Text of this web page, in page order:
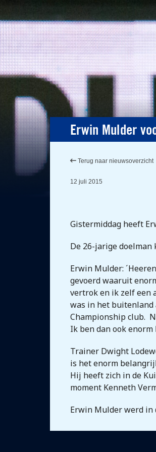
Erwin Mulder
Terug naar nieuwsoverzicht
12 juli 2015
Gistermiddag heeft
De 26-jarige
Erwin Mulder:
gevoerd waaruit
vertrok en ik zelf een
was in het buitenland
Championship club.
Ik ben dan ook
Trainer Dwight
is het enorm
Hij heeft zich in de
moment Kenneth
Erwin Mulder werd in